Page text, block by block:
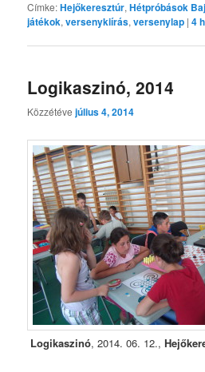
Címke:Hejőkeresztúr,Hétpróbások
játékok,versenykiírás,versenylap |4
Logikaszinó, 2014
Közzétévejúlius 4, 2014
Logikaszinó, 2014. 06. 12.,